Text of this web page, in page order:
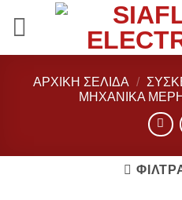
ΑΡΧΙΚΉ ΣΕΛΊΔΑ /
ΜΗΧΑΝΙΚΑ ΜΕΡΗ